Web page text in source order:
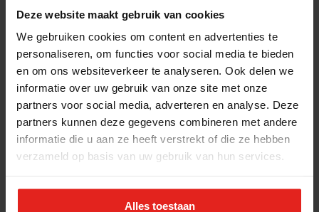
Deze website maakt gebruik van cookies
We gebruiken cookies om content en advertenties te
personaliseren, om functies voor social media te bieden
en om ons websiteverkeer te analyseren. Ook delen we
informatie over uw gebruik van onze site met onze
partners voor social media, adverteren en analyse. Deze
partners kunnen deze gegevens combineren met andere
informatie die u aan ze heeft verstrekt of die ze hebben
verzameld op basis van uw gebruik van hun services.
Alles toestaan
Actuele vacatures
Pers en media
Jaarverslag 2025
Contact
Klachtenprocedure
Privacyverklaring
Opzeggen
Volg ons
Aanmeldennieuwsbrief